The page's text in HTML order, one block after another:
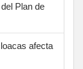
Plan de
afecta